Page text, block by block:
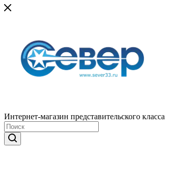
Интернет-магазин представительского класса